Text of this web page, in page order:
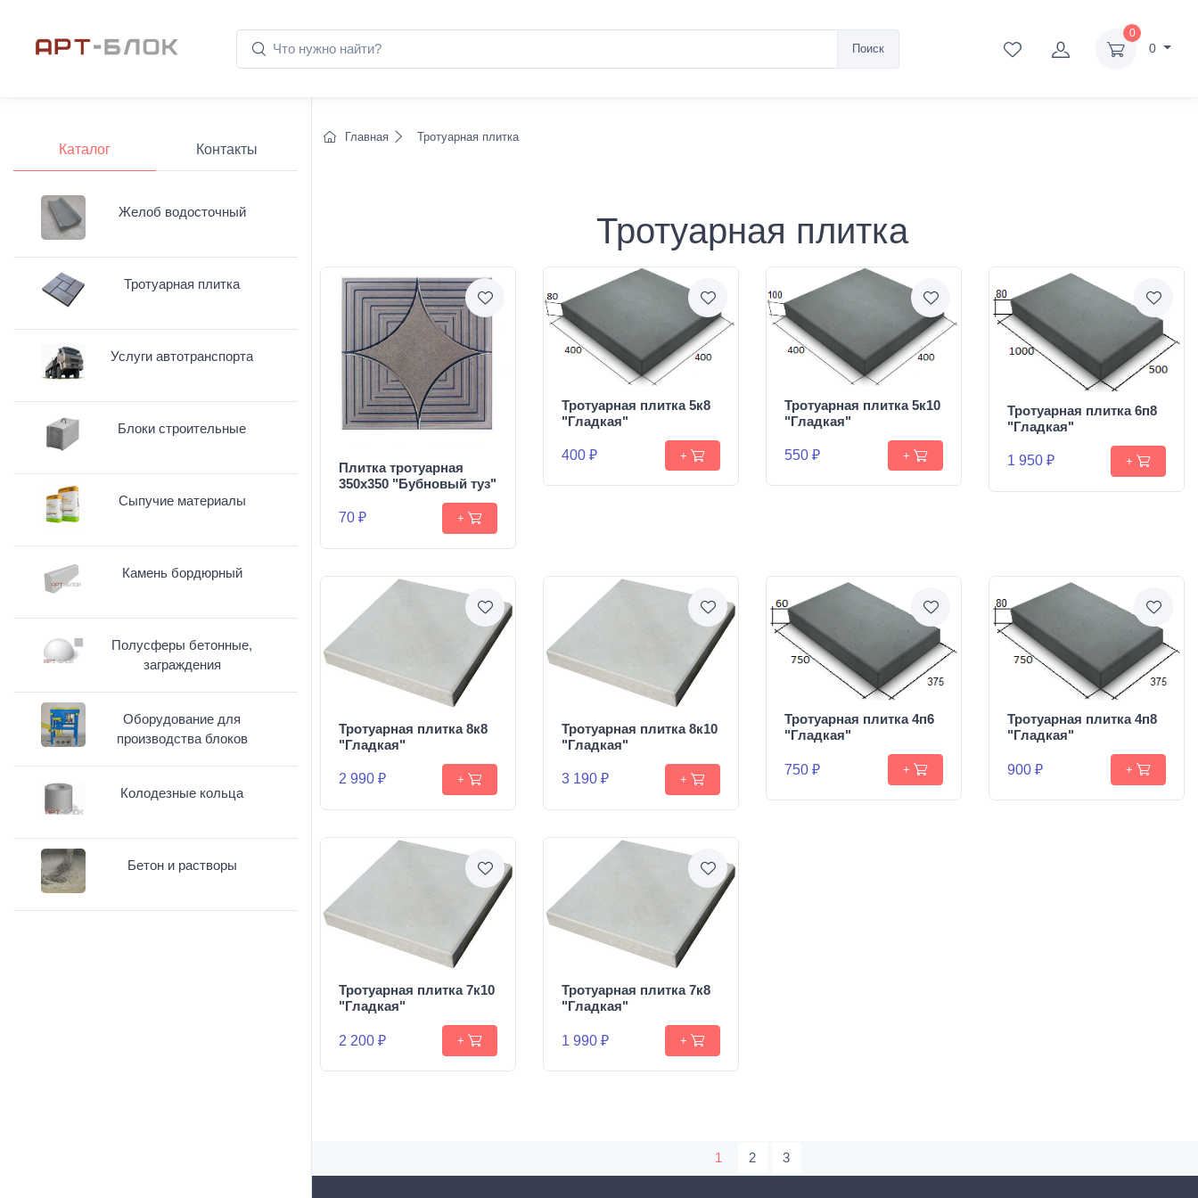
Поиск
0
0
Главная Тротуарная плитка
Тротуарная плитка
Плитка тротуарная
350х350 "Бубновый туз"
70 ₽ +
Тротуарная плитка 5к8
"Гладкая"
400 ₽ +
Тротуарная плитка 5к10
"Гладкая"
550 ₽ +
Тротуарная плитка 6п8
"Гладкая"
1 950 ₽ +
Тротуарная плитка 8к8
"Гладкая"
2 990 ₽ +
Тротуарная плитка 8к10
"Гладкая"
3 190 ₽ +
Тротуарная плитка 4п6
"Гладкая"
750 ₽ +
Тротуарная плитка 4п8
"Гладкая"
900 ₽ +
Тротуарная плитка 7к10
"Гладкая"
2 200 ₽ +
Тротуарная плитка 7к8
"Гладкая"
1 990 ₽ +
1 2 3
Каталог Контакты
Желоб водосточный
Тротуарная плитка
Услуги автотранспорта
Блоки строительные
Сыпучие материалы
Камень бордюрный
Полусферы бетонные,
заграждения
Оборудование для
производства блоков
Колодезные кольца
Бетон и растворы